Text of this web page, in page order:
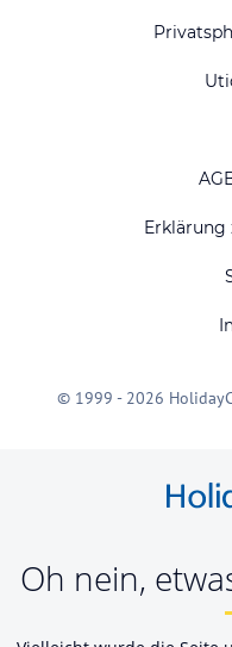
Erklärung
© 1999 - 2026
Oh nein,